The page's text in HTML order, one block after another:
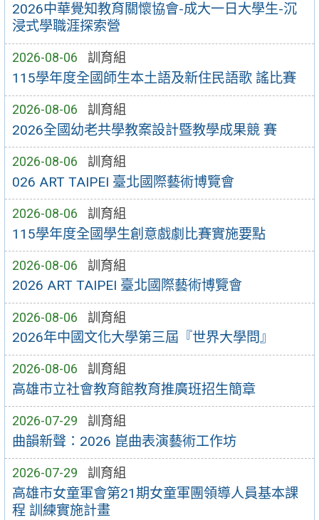
2026中華覺知教育關懷協會-成大一日大學生-沉
浸式學職涯探索營
2026-08-06 訓育組
115學年度全國師生本土語及新住民語歌 謠比賽
2026-08-06 訓育組
2026全國幼老共學教案設計暨教學成果競 賽
2026-08-06 訓育組
026 ART TAIPEI 臺北國際藝術博覽會
2026-08-06 訓育組
115學年度全國學生創意戲劇比賽實施要點
2026-08-06 訓育組
2026 ART TAIPEI 臺北國際藝術博覽會
2026-08-06 訓育組
2026年中國文化大學第三屆『世界大學問』
2026-08-06 訓育組
高雄市立社會教育館教育推廣班招生簡章
2026-07-29 訓育組
曲韻新聲：2026 崑曲表演藝術工作坊
2026-07-29 訓育組
高雄市女童軍會第21期女童軍團領導人員基本課
程 訓練實施計畫